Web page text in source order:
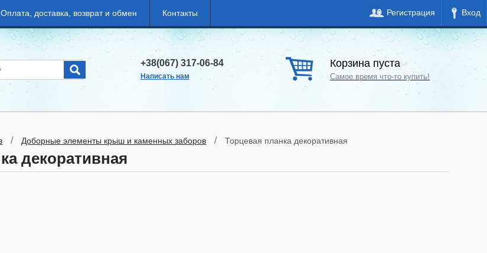
Оплата, доставка, возврат и обмен Контакты Вход
Регистрация
+38(067) 317-06-84
Написать нам
Корзина пуста
Самое время что-то купить!
/ Доборные элементы крыш и каменных заборов / Торцевая планка декоративная
декоративная